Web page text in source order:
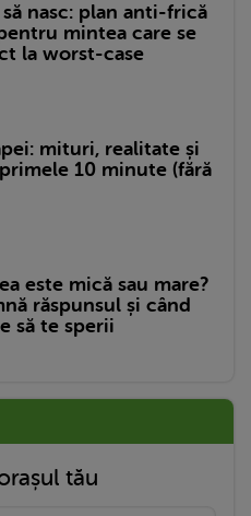
nasc: plan anti-frică
mintea care se
la worst-case
mituri, realitate și
10 minute (fără
este mică sau mare?
răspunsul și când
să te sperii
tău